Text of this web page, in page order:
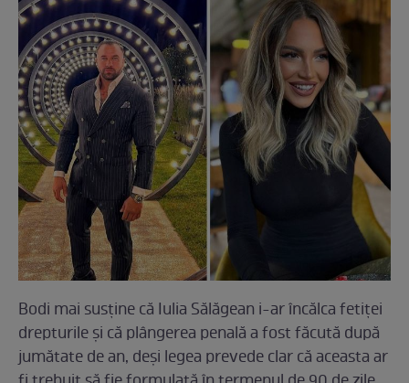
Bodi mai susține că Iulia Sălăgean i-ar încălca fetiței
drepturile și că plângerea penală a fost făcută după
jumătate de an, deși legea prevede clar că aceasta ar